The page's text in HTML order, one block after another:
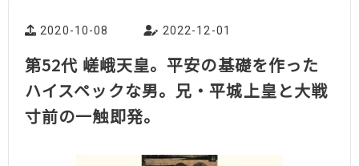
2020-10-08 2022-12-01
第52代 嵯峨天皇。平安の基礎を作った
ハイスペックな男。兄・平城上皇と大戦
寸前の一触即発。